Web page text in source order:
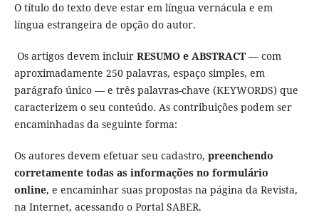
O título do texto deve estar em língua vernácula e em
língua estrangeira de opção do autor.
Os artigos devem incluir RESUMO e ABSTRACT— com
aproximadamente 250 palavras, espaço simples, em
parágrafo único — e três palavras-chave (KEYWORDS) que
caracterizem o seu conteúdo. As contribuições podem ser
encaminhadas da seguinte forma:
Os autores devem efetuar seu cadastro, preenchendo
corretamente todas as informações no formulário
online, e encaminhar suas propostas na página da Revista,
na Internet, acessando o Portal SABER.